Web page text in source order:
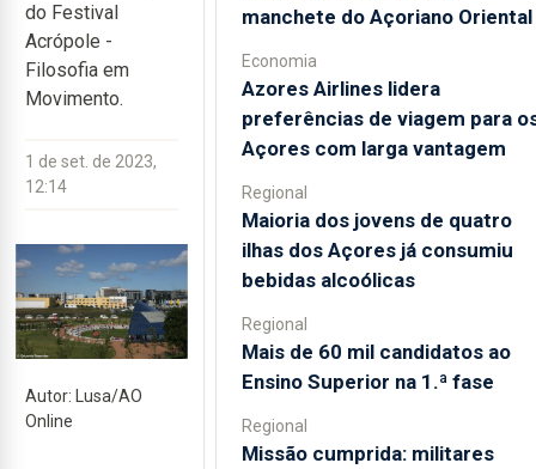
do Festival
Acrópole -
Filosofia em
Movimento.
1 de set. de 2023,
12:14
Autor: Lusa/AO
Online
manchete do Açoriano Oriental
Economia
Azores Airlines lidera
preferências de viagem para
Açores com larga vantagem
Regional
Maioria dos jovens de quatro
ilhas dos Açores já consumiu
bebidas alcoólicas
Regional
Mais de 60 mil candidatos ao
Ensino Superior na 1.ª fase
Regional
Missão cumprida: militares